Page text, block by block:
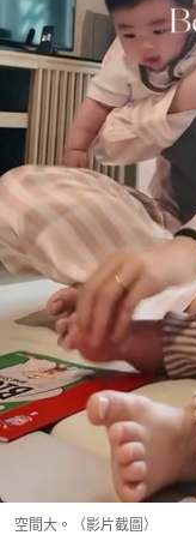
空間大。（影片截圖）